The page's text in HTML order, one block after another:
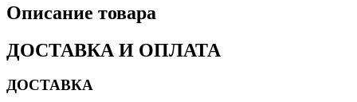
Описание товара
ДОСТАВКА И ОПЛАТА
ДОСТАВКА